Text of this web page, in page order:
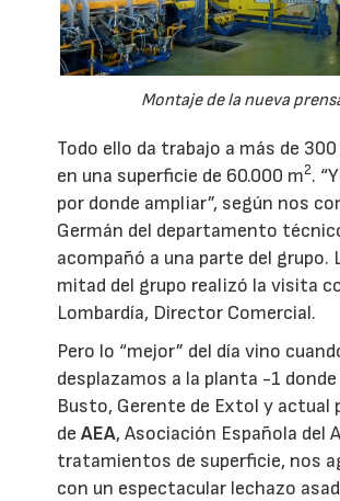
Montaje de la nueva
Todo ello da trabajo a más de
en una superficie de 60.000 m2.
por donde ampliar”, según nos
Germán del departamento
acompañó a una parte del grupo.
mitad del grupo realizó la visita
Lombardía, Director Comercial.
Pero lo “mejor” del día vino
desplazamos a la planta -1
Busto, Gerente de Extol y actual
deAEA, Asociación Española del
tratamientos de superficie, nos
con un espectacular lechazo